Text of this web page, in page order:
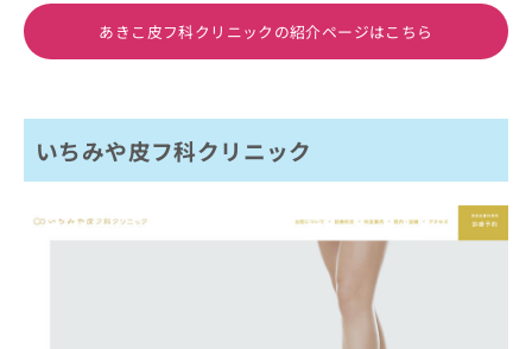
あきこ皮フ科クリニックの紹介ページはこちら
いちみや皮フ科クリニック